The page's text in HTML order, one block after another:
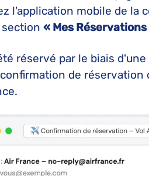
l'application mobile de la
« Mes Réservations
réservé par le biais
de réservation